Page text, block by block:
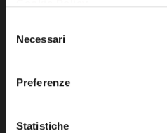
delNecessari
Preferenze
Statistiche
Certificazioni